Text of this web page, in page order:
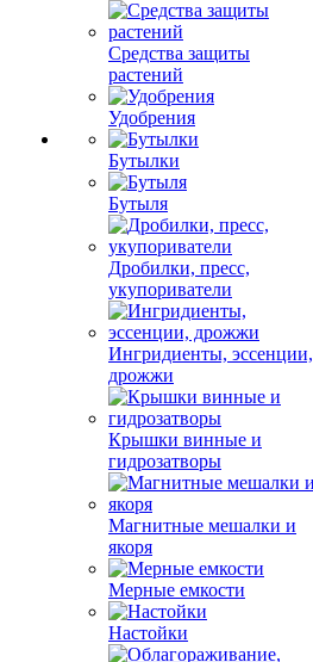
Средства защиты
растений
Удобрения
Бутылки
Бутыля
Дробилки, пресс,
укупориватели
Ингридиенты, эссенции,
дрожжи
Крышки винные и
гидрозатворы
Магнитные мешалки и
якоря
Мерные емкости
Настойки